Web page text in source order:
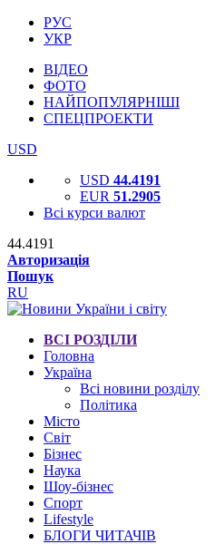
РУС
УКР
ВІДЕО
ФОТО
НАЙПОПУЛЯРНІШІ
СПЕЦПРОЕКТИ
USD
USD 44.4191
EUR 51.2905
Всі курси валют
44.4191
Авторизація
Пошук
RU
ВСІ РОЗДІЛИ
Головна
Україна
Всі новини розділу
Політика
Місто
Світ
Бізнес
Наука
Шоу-бізнес
Спорт
Lifestyle
БЛОГИ ЧИТАЧІВ